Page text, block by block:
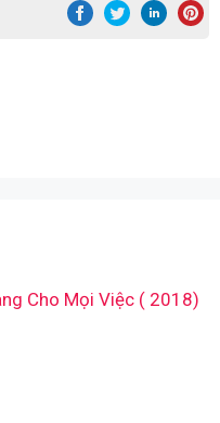
Cho Mọi Việc ( 2018)